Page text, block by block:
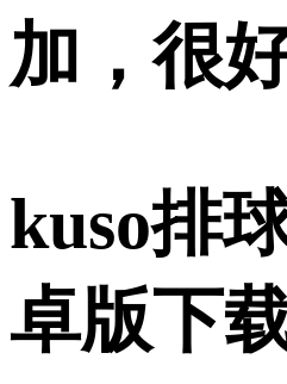
加，很
kuso排
卓版下